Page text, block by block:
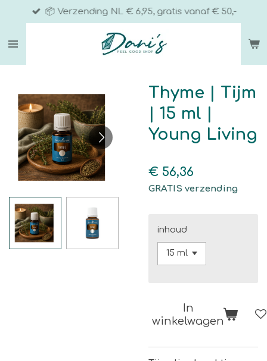
direct
naar
📦 Verzending NL € 6,95, gratis vanaf € 50,-
Thyme | Tijm
| 15 ml |
Young Living
€ 56,36
GRATIS verzending
inhoud
In
winkelwagen